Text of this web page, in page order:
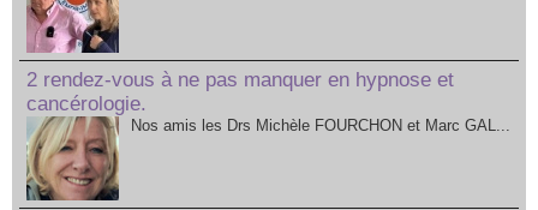
2 rendez-vous à ne pas manquer en hypnose et
cancérologie.
Nos amis les Drs Michèle FOURCHON et Marc GAL...